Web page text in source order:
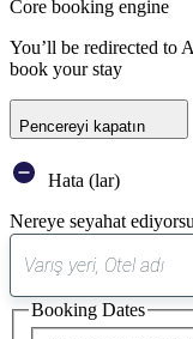
Core booking engine
You’ll be redirected to
book your stay
Pencereyi kapatın
Hata (lar)
Nereye seyahat
Booking Dates